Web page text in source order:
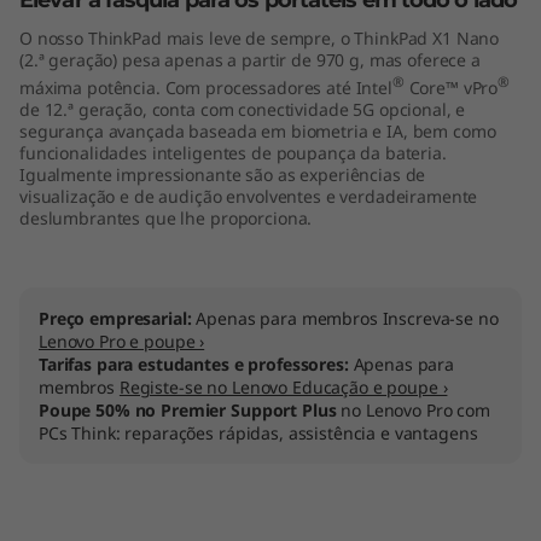
n
e
O nosso ThinkPad mais leve de sempre, o ThinkPad X1 Nano
(2.ª geração) pesa apenas a partir de 970 g, mas oferece a
máxima potência. Com processadores até Intel® Core™ vPro®
de 12.ª geração, conta com conectividade 5G opcional, e
segurança avançada baseada em biometria e IA, bem como
funcionalidades inteligentes de poupança da bateria.
Igualmente impressionante são as experiências de
visualização e de audição envolventes e verdadeiramente
deslumbrantes que lhe proporciona.
Preço empresarial:Apenas para membros Inscreva-se no
Lenovo Pro e poupe ›
Tarifas para estudantes e professores: Apenas para
membros Registe-se no Lenovo Educação e poupe ›
Poupe 50% no Premier Support Plusno Lenovo Pro com
PCs Think: reparações rápidas, assistência e vantagens